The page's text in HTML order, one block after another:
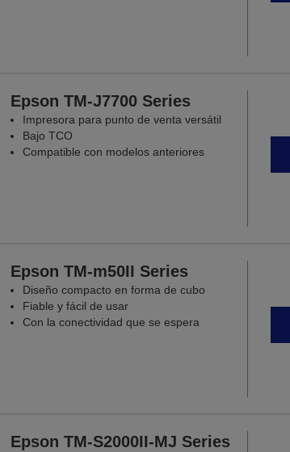
Epson TM-J7700 Series
Impresora para punto de venta versátil
Bajo TCO
Compatible con modelos anteriores
Epson TM-m50II Series
Diseño compacto en forma de cubo
Fiable y fácil de usar
Con la conectividad que se espera
Epson TM-S2000II-MJ Series